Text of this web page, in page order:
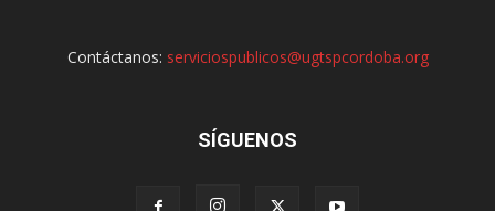
Contáctanos: serviciospublicos@ugtspcordoba.org
SÍGUENOS